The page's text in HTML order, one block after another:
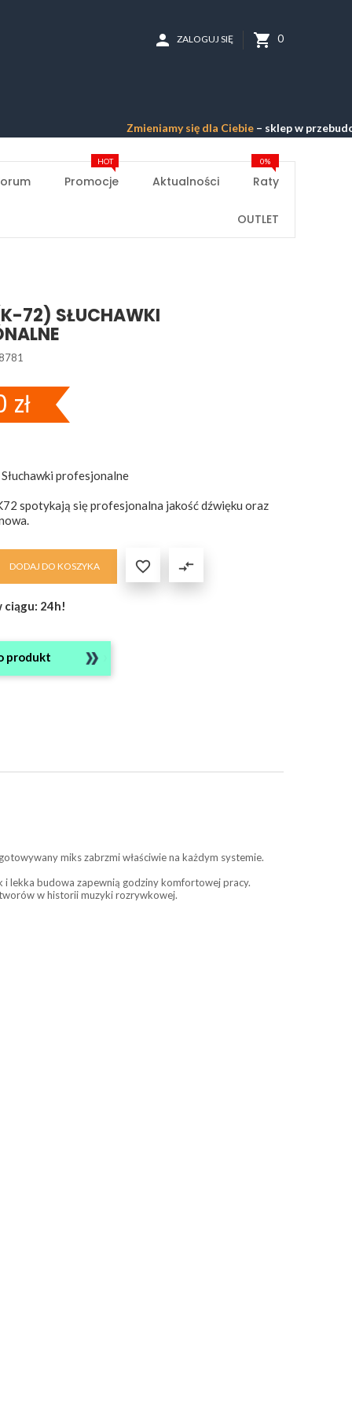
shopping_cart 0
person ZALOGUJ SIĘ
Zmieniamy się dla Ciebie– sklep w przebudowie –
Promocje
HOT
Aktualności Raty
0%
OUTLET
72) SŁUCHAWKI
zł
profesjonalne
spotykają się profesjonalna jakość dźwięku oraz
DODAJ DO KOSZYKA  compare_arrows
ciągu: 24h!
produkt
miks zabrzmi właściwie na każdym systemie.
i lekka budowa zapewnią godziny komfortowej pracy.
w historii muzyki rozrywkowej.